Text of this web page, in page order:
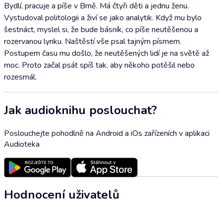
Bydlí, pracuje a píše v Brně. Má čtyři děti a jednu ženu.
Vystudoval politologii a živí se jako analytik. Když mu bylo
šestnáct, myslel si, že bude básník, co píše neutěšenou a
rozervanou lyriku. Naštěstí vše psal tajným písmem.
Postupem času mu došlo, že neutěšených lidí je na světě až
moc. Proto začal psát spíš tak, aby někoho potěšil nebo
rozesmál.
Jak audioknihu poslouchat?
Poslouchejte pohodlně na Android a iOs zařízeních v aplikaci
Audioteka
Hodnocení uživatelů